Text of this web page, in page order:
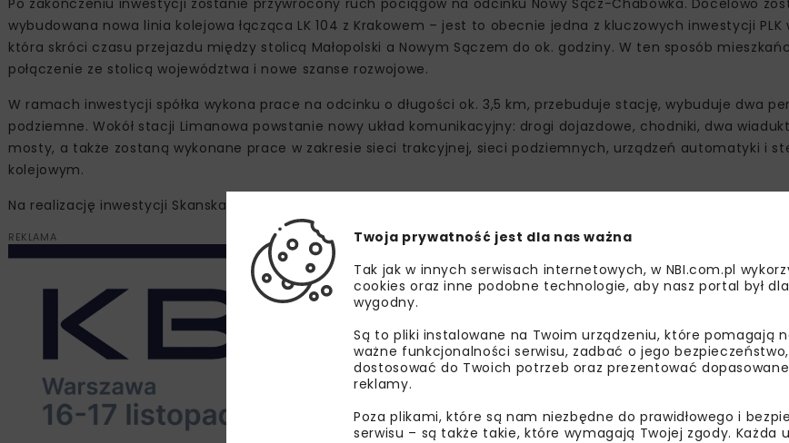
Po zakończeniu inwestycji zostanie przywrócony ruch pociągów na odcinku Nowy Sącz-Chabówka. Docelowo
wybudowana nowa linia kolejowa łącząca LK 104 z Krakowem – jest to obecnie jedna z kluczowych inwestycji PLK
która skróci czasu przejazdu między stolicą Małopolski a Nowym Sączem do ok. godziny. W ten sposób
połączenie ze stolicą województwa i nowe szanse rozwojowe.
W ramach inwestycji spółka wykona prace na odcinku o długości ok. 3,5 km, przebuduje stację, wybuduje dwa
podziemne. Wokół stacji Limanowa powstanie nowy układ komunikacyjny: drogi dojazdowe, chodniki, dwa
mosty, a także zostaną wykonane prace w zakresie sieci trakcyjnej, sieci podziemnych, urządzeń automatyki i
kolejowym.
Na realizację inwestycji Skanska ma 24 miesiące.
REKLAMA
Twoja prywatność jest dla nas ważna
Tak jak w innych serwisach internetowych, w NBI.com.pl
cookies oraz inne podobne technologie, aby nasz portal był
wygodny.
Są to pliki instalowane na Twoim urządzeniu, które pomagają
ważne funkcjonalności serwisu, zadbać o jego
dostosować do Twoich potrzeb oraz prezentować
reklamy.
Poza plikami, które są nam niezbędne do prawidłowego i
serwisu – są także takie, które wymagają Twojej zgody. Każda